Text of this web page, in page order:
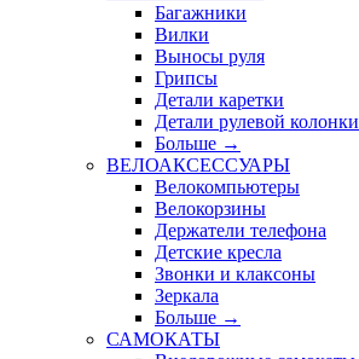
Багажники
Вилки
Выносы руля
Грипсы
Детали каретки
Детали рулевой колонки
Больше →
ВЕЛОАКСЕССУАРЫ
Велокомпьютеры
Велокорзины
Держатели телефона
Детские кресла
Звонки и клаксоны
Зеркала
Больше →
САМОКАТЫ